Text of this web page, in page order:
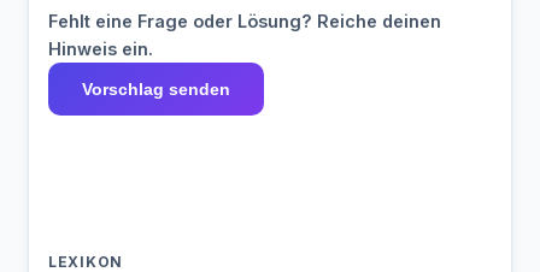
Fehlt eine Frage oder Lösung? Reiche deinen
Hinweis ein.
Vorschlag senden
LEXIKON